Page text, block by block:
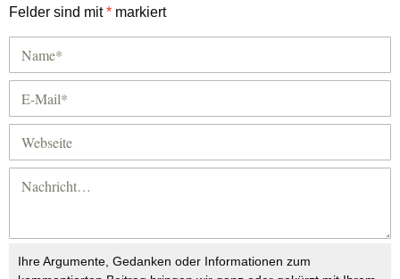
Felder sind mit* markiert
Ihre Argumente, Gedanken oder Informationen zum